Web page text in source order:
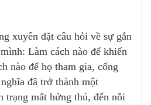
xuyên đặt câu hỏi về sự gắn
Làm cách nào để khiến
nào để họ tham gia, cống
đã trở thành một
trạng mất hứng thú, đến nỗi